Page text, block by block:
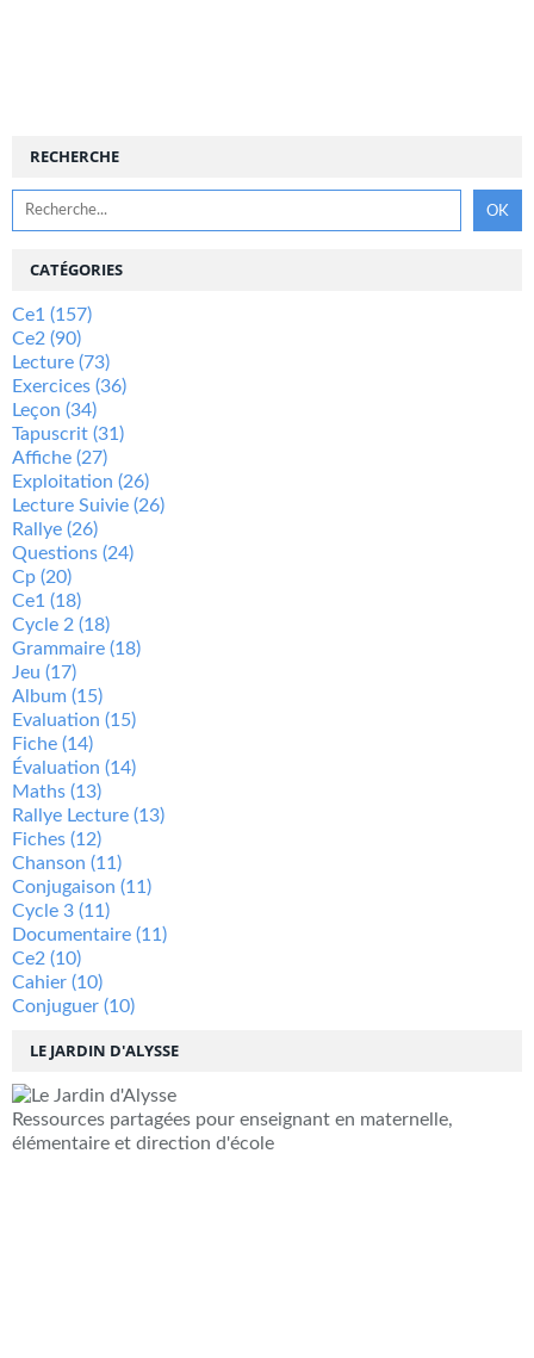
RECHERCHE
LE JARDIN D'ALYSSE
Ressources partagées pour enseignant en maternelle,
élémentaire et direction d'école
CATÉGORIES
Ce1 (157)
Ce2 (90)
Lecture (73)
Exercices (36)
Leçon (34)
Tapuscrit (31)
Affiche (27)
Exploitation (26)
Lecture Suivie (26)
Rallye (26)
Questions (24)
Cp (20)
Ce1 (18)
Cycle 2 (18)
Grammaire (18)
Jeu (17)
Album (15)
Evaluation (15)
Fiche (14)
Évaluation (14)
Maths (13)
Rallye Lecture (13)
Fiches (12)
Chanson (11)
Conjugaison (11)
Cycle 3 (11)
Documentaire (11)
Ce2 (10)
Cahier (10)
Conjuguer (10)